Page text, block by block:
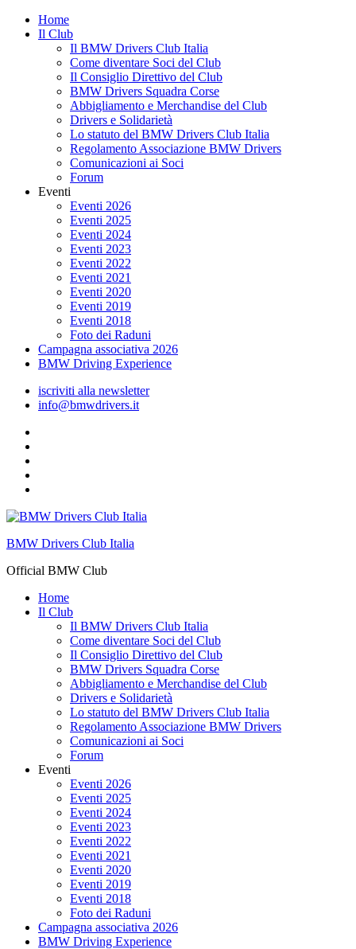
Skip
Home
Il Club
Il BMW Drivers Club Italia
Come diventare Soci del Club
Il Consiglio Direttivo del Club
BMW Drivers Squadra Corse
Abbigliamento e Merchandise del Club
Drivers e Solidarietà
Lo statuto del BMW Drivers Club Italia
Regolamento Associazione BMW Drivers
Comunicazioni ai Soci
Forum
Eventi
Eventi 2026
Eventi 2025
Eventi 2024
Eventi 2023
Eventi 2022
Eventi 2021
Eventi 2020
Eventi 2019
Eventi 2018
Foto dei Raduni
Campagna associativa 2026
BMW Driving Experience
iscriviti alla newsletter
info@bmwdrivers.it
BMW Drivers Club Italia
Official BMW Club
Home
Il Club
Il BMW Drivers Club Italia
Come diventare Soci del Club
Il Consiglio Direttivo del Club
BMW Drivers Squadra Corse
Abbigliamento e Merchandise del Club
Drivers e Solidarietà
Lo statuto del BMW Drivers Club Italia
Regolamento Associazione BMW Drivers
Comunicazioni ai Soci
Forum
Eventi
Eventi 2026
Eventi 2025
Eventi 2024
Eventi 2023
Eventi 2022
Eventi 2021
Eventi 2020
Eventi 2019
Eventi 2018
Foto dei Raduni
Campagna associativa 2026
BMW Driving Experience